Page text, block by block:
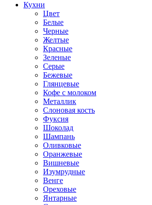
Кухни
Цвет
Белые
Черные
Желтые
Красные
Зеленые
Серые
Бежевые
Глянцевые
Кофе с молоком
Металлик
Слоновая кость
Фуксия
Шоколад
Шампань
Оливковые
Оранжевые
Вишневые
Изумрудные
Венге
Ореховые
Янтарные